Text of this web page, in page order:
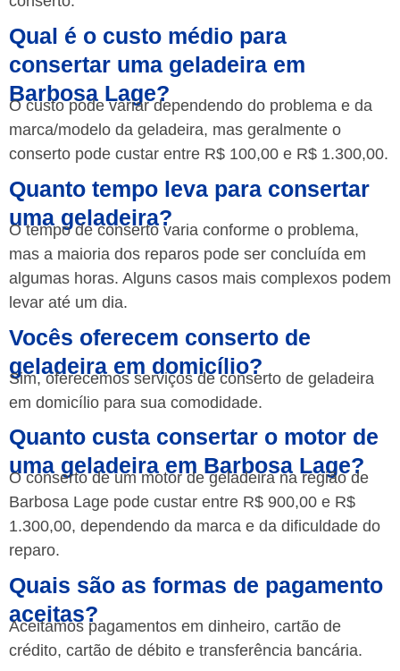
Qual é o custo médio para
consertar uma geladeira em
Barbosa Lage?
O custo pode variar dependendo do problema e da
marca/modelo da geladeira, mas geralmente o
conserto pode custar entre R$ 100,00 e R$ 1.300,00.
Quanto tempo leva para consertar
uma geladeira?
O tempo de conserto varia conforme o problema,
mas a maioria dos reparos pode ser concluída em
algumas horas. Alguns casos mais complexos podem
levar até um dia.
Vocês oferecem conserto de
geladeira em domicílio?
Sim, oferecemos serviços de conserto de geladeira
em domicílio para sua comodidade.
Quanto custa consertar o motor de
uma geladeira em Barbosa Lage?
O conserto de um motor de geladeira na região de
Barbosa Lage pode custar entre R$ 900,00 e R$
1.300,00, dependendo da marca e da dificuldade do
reparo.
Quais são as formas de pagamento
aceitas?
Aceitamos pagamentos em dinheiro, cartão de
crédito, cartão de débito e transferência bancária.